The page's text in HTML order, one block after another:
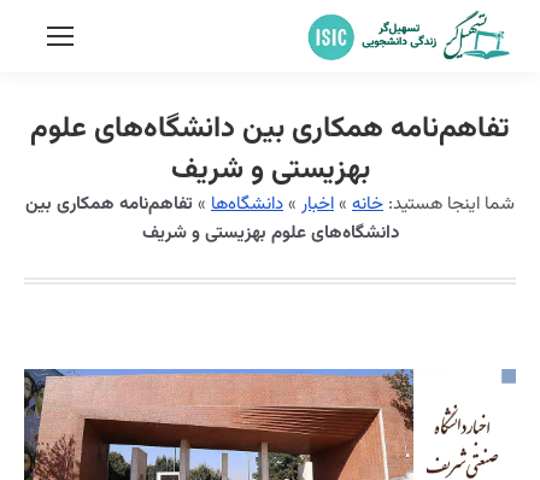
تفاهم‌نامه همکاری بین دانشگاه‌های علوم
بهزیستی و شریف
شما اینجا هستید: خانه »اخبار »دانشگاه‌ها » تفاهم‌نامه همکاری بین
دانشگاه‌های علوم بهزیستی و شریف